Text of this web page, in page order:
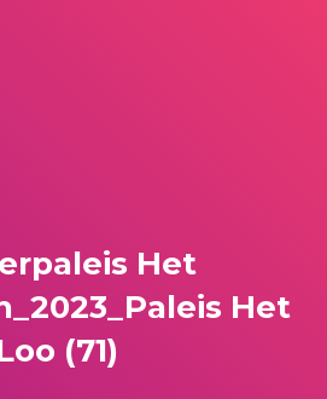
Het
Het
(71)